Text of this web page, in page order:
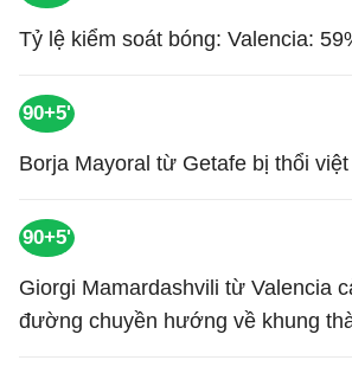
Tỷ lệ kiểm soát bóng: Valencia:
90+5'
Borja Mayoral từ Getafe bị thổi việt
90+5'
Giorgi Mamardashvili từ Valencia
đường chuyền hướng về khung